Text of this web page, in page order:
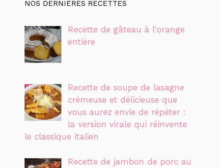
NOS DERNIÈRES RECETTES
Recette de gâteau à l'orange
entière
Recette de soupe de lasagne
crémeuse et délicieuse que
vous aurez envie de répéter :
la version virale qui réinvente
le classique italien
Recette de jambon de porc au